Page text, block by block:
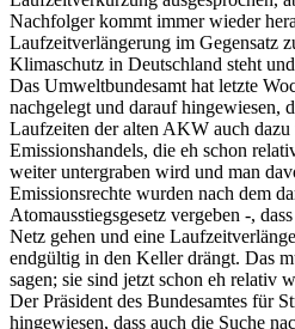
Nachfolger kommt immer wieder
Laufzeitverlängerung im Gegensatz
Klimaschutz in Deutschland steht
Das Umweltbundesamt hat letzte
nachgelegt und darauf hingewiesen,
Laufzeiten der alten AKW auch
Emissionshandels, die eh schon
weiter untergraben wird und man
Emissionsrechte wurden nach dem
Atomausstiegsgesetz vergeben -,
Netz gehen und eine
endgültig in den Keller drängt. Das
sagen; sie sind jetzt schon eh relativ
Der Präsident des Bundesamtes für
hingewiesen, dass auch die Suche